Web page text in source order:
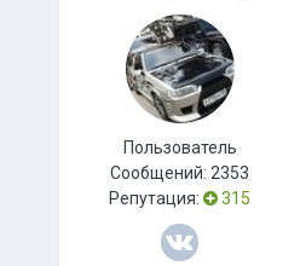
Пользователь
Сообщений: 2353
Репутация:
315